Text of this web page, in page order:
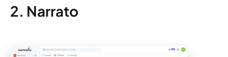
2. Narrato